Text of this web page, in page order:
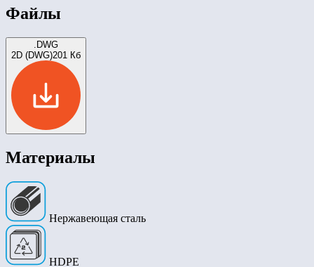
Файлы
.DWG
2D (DWG)201 Кб
Материалы
Нержавеющая сталь
HDPE